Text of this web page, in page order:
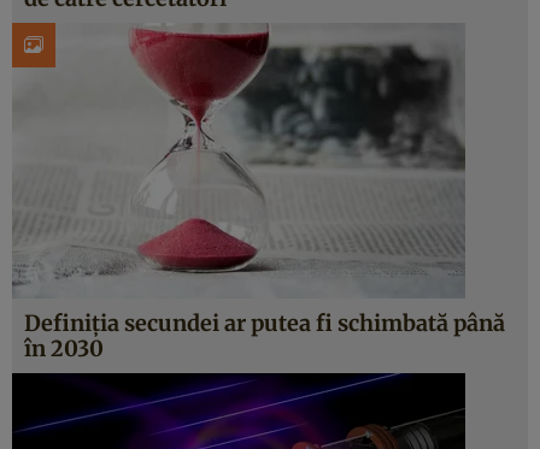
Definiția secundei ar putea fi schimbată până
în 2030